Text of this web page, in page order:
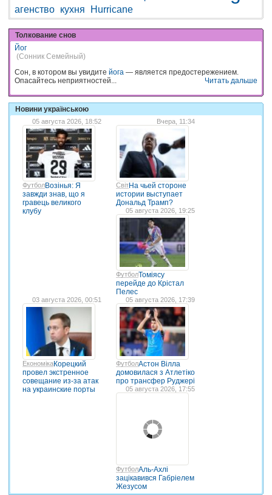
агенство кухня Hurricane
Толкование снов
Йог
(Сонник Семейный)
Сон, в котором вы увидите йога — является предостережением.
Опасайтесь неприятностей...
Читать дальше
Новини українською
05 августа 2026, 18:52
ФутболВозінья: Я
завжди знав, що я
гравець великого
клубу
Вчера, 11:34
СвітНа чьей стороне
истории выступает
Дональд Трамп?
05 августа 2026, 19:25
ФутболТоміясу
перейде до Крістал
Пелес
03 августа 2026, 00:51
ЕкономікаКорецкий
провел экстренное
совещание из-за атак
на украинские порты
05 августа 2026, 17:39
ФутболАстон Вілла
домовилася з Атлетіко
про трансфер Руджері
05 августа 2026, 17:55
ФутболАль-Ахлі
зацікавився Габріелем
Жезусом